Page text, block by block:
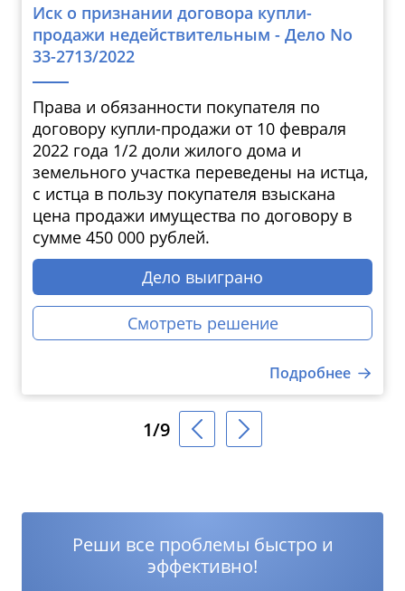
Иск о признании договора купли-
продажи недействительным - Дело No
33-2713/2022
Права и обязанности покупателя по
договору купли-продажи от 10 февраля
2022 года 1/2 доли жилого дома и
земельного участка переведены на истца,
с истца в пользу покупателя взыскана
цена продажи имущества по договору в
сумме 450 000 рублей.
Дело выиграно
Смотреть решение
Подробнее
1/9
Реши все проблемы быстро и
эффективно!